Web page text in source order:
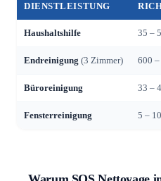
DIENSTLEISTUNG
Haushaltshilfe 35 –
Endreinigung (3 Zimmer) 600 –
Büroreinigung 33 –
Fensterreinigung 5 –